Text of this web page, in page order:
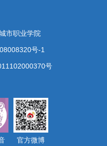
市职业学院
号-1
号
官方微博